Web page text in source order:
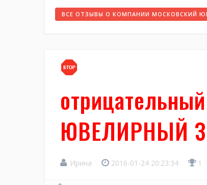
ВСЕ ОТЗЫВЫ О КОМПАНИИ МОСКОВСКИЙ
ЮВЕЛИРНЫЙ
Ирина 2016-01-24 20:23:34 1